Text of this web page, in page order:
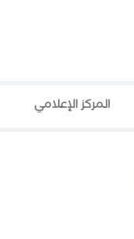
المركز الإعلامي